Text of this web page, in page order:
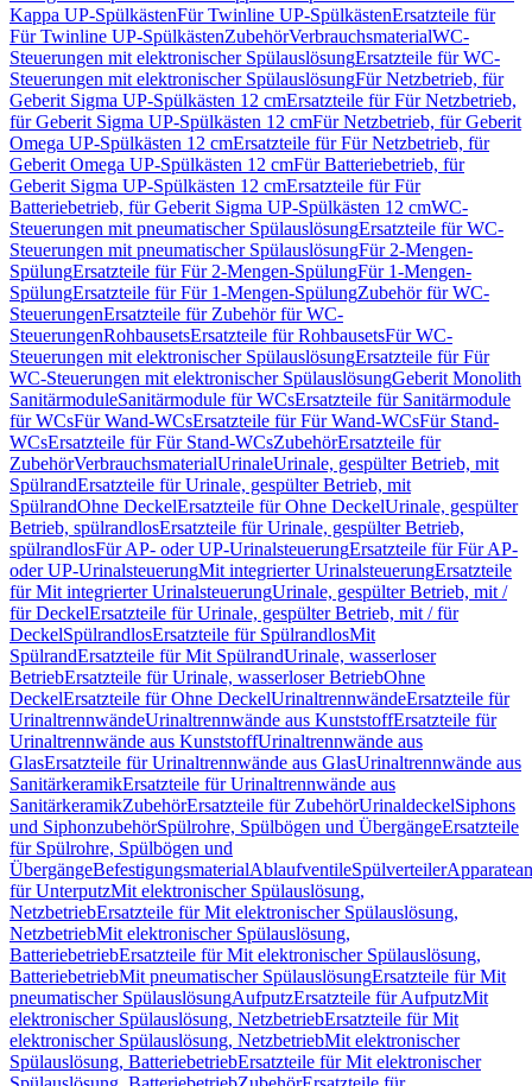
Kappa UP-SpülkästenFür Twinline UP-SpülkästenErsatzteile für
Für Twinline UP-SpülkästenZubehörVerbrauchsmaterialWC-
Steuerungen mit elektronischer SpülauslösungErsatzteile für WC-
Steuerungen mit elektronischer SpülauslösungFür Netzbetrieb, für
Geberit Sigma UP-Spülkästen 12 cmErsatzteile für Für Netzbetrieb,
für Geberit Sigma UP-Spülkästen 12 cmFür Netzbetrieb, für Geberit
Omega UP-Spülkästen 12 cmErsatzteile für Für Netzbetrieb, für
Geberit Omega UP-Spülkästen 12 cmFür Batteriebetrieb, für
Geberit Sigma UP-Spülkästen 12 cmErsatzteile für Für
Batteriebetrieb, für Geberit Sigma UP-Spülkästen 12 cmWC-
Steuerungen mit pneumatischer SpülauslösungErsatzteile für WC-
Steuerungen mit pneumatischer SpülauslösungFür 2-Mengen-
SpülungErsatzteile für Für 2-Mengen-SpülungFür 1-Mengen-
SpülungErsatzteile für Für 1-Mengen-SpülungZubehör für WC-
SteuerungenErsatzteile für Zubehör für WC-
SteuerungenRohbausetsErsatzteile für RohbausetsFür WC-
Steuerungen mit elektronischer SpülauslösungErsatzteile für Für
WC-Steuerungen mit elektronischer SpülauslösungGeberit Monolith
SanitärmoduleSanitärmodule für WCsErsatzteile für Sanitärmodule
für WCsFür Wand-WCsErsatzteile für Für Wand-WCsFür Stand-
WCsErsatzteile für Für Stand-WCsZubehörErsatzteile für
ZubehörVerbrauchsmaterialUrinaleUrinale, gespülter Betrieb, mit
SpülrandErsatzteile für Urinale, gespülter Betrieb, mit
SpülrandOhne DeckelErsatzteile für Ohne DeckelUrinale, gespülter
Betrieb, spülrandlosErsatzteile für Urinale, gespülter Betrieb,
spülrandlosFür AP- oder UP-UrinalsteuerungErsatzteile für Für AP-
oder UP-UrinalsteuerungMit integrierter UrinalsteuerungErsatzteile
für Mit integrierter UrinalsteuerungUrinale, gespülter Betrieb, mit /
für DeckelErsatzteile für Urinale, gespülter Betrieb, mit / für
DeckelSpülrandlosErsatzteile für SpülrandlosMit
SpülrandErsatzteile für Mit SpülrandUrinale, wasserloser
BetriebErsatzteile für Urinale, wasserloser BetriebOhne
DeckelErsatzteile für Ohne DeckelUrinaltrennwändeErsatzteile für
UrinaltrennwändeUrinaltrennwände aus KunststoffErsatzteile für
Urinaltrennwände aus KunststoffUrinaltrennwände aus
GlasErsatzteile für Urinaltrennwände aus GlasUrinaltrennwände aus
SanitärkeramikErsatzteile für Urinaltrennwände aus
SanitärkeramikZubehörErsatzteile für ZubehörUrinaldeckelSiphons
und SiphonzubehörSpülrohre, Spülbögen und ÜbergängeErsatzteile
für Spülrohre, Spülbögen und
ÜbergängeBefestigungsmaterialAblaufventileSpülverteiler
für UnterputzMit elektronischer Spülauslösung,
NetzbetriebErsatzteile für Mit elektronischer Spülauslösung,
NetzbetriebMit elektronischer Spülauslösung,
BatteriebetriebErsatzteile für Mit elektronischer Spülauslösung,
BatteriebetriebMit pneumatischer SpülauslösungErsatzteile für Mit
pneumatischer SpülauslösungAufputzErsatzteile für AufputzMit
elektronischer Spülauslösung, NetzbetriebErsatzteile für Mit
elektronischer Spülauslösung, NetzbetriebMit elektronischer
Spülauslösung, BatteriebetriebErsatzteile für Mit elektronischer